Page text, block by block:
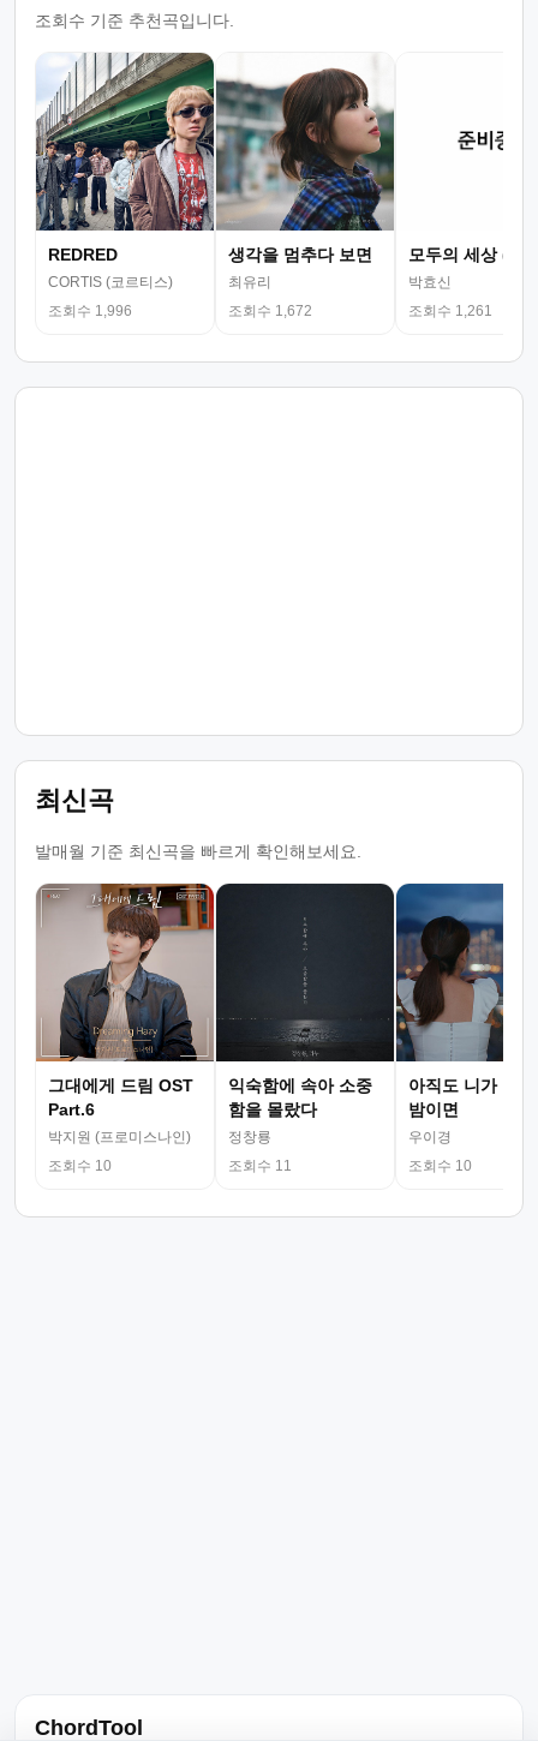
조회수 기준 추천곡입니다.
REDRED
CORTIS (코르티스)
조회수 1,996
생각을 멈추다 보면
최유리
조회수 1,672
모두의 세상 (뮤
박효신
조회수 1,261
최신곡
발매월 기준 최신곡을 빠르게 확인해보세요.
그대에게 드림 OST
Part.6
박지원 (프로미스나인)
조회수 10
익숙함에 속아 소중
함을 몰랐다
정창룡
조회수 11
아직도 니가 그
밤이면
우이경
조회수 10
ChordTool